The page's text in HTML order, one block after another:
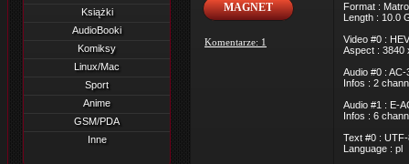
Książki
AudioBooki
Komiksy
Linux/Mac
Sport
Anime
GSM/PDA
Inne
MAGNET
Komentarze: 1
Format :
Length : 10.0
Video #0 :
Aspect : 3840
Audio #0 :
Infos : 2
Audio #1 : E-
Infos : 6
Text #0 :
Language : pl